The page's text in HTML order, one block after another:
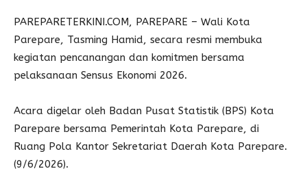
PAREPARETERKINI.COM, PAREPARE – Wali Kota
Parepare, Tasming Hamid, secara resmi membuka
kegiatan pencanangan dan komitmen bersama
pelaksanaan Sensus Ekonomi 2026.
Acara digelar oleh Badan Pusat Statistik (BPS) Kota
Parepare bersama Pemerintah Kota Parepare, di
Ruang Pola Kantor Sekretariat Daerah Kota Parepare.
(9/6/2026).